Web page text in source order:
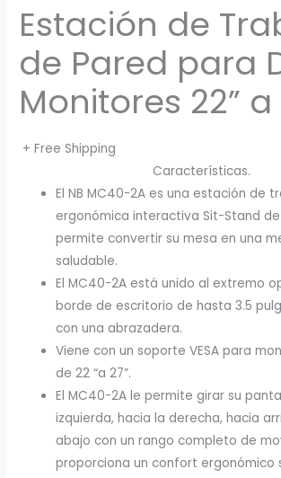
Estación de
de Pared para
Monitores 22” a
+ Free Shipping
Características.
El NB MC40-2A es una estación de
ergonómica interactiva Sit-Stand
permite convertir su mesa en una
saludable.
El MC40-2A está unido al extremo
borde de escritorio de hasta 3.5
con una abrazadera.
Viene con un soporte VESA para
de 22 “a 27”.
El MC40-2A le permite girar su
izquierda, hacia la derecha, hacia
abajo con un rango completo de
proporciona un confort ergonómico